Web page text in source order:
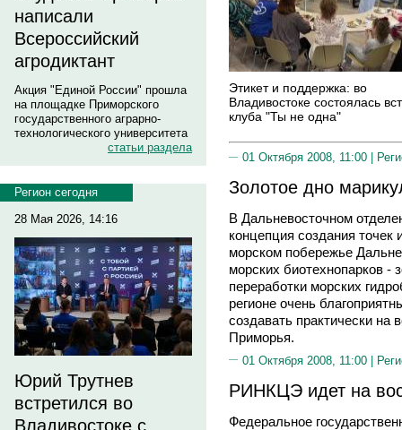
написали
Всероссийский
агродиктант
Акция "Единой России" прошла
на площадке Приморского
государственного аграрно-
технологического университета
статьи раздела
Регион сегодня
28 Мая 2026, 14:16
Юрий Трутнев
встретился во
Владивостоке с
Этикет и поддержка: во
Владивостоке состоялась
клуба "Ты не одна"
01 Октября 2008, 11:00 |
Золотое дно
В Дальневосточном
концепция создания точек
морском побережье
морских биотехнопарков -
переработки морских
регионе очень
создавать практически на
Приморья.
01 Октября 2008, 11:00 |
РИНКЦЭ идет на
Федеральное